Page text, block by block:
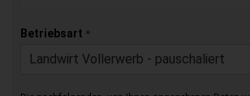
Betriebsart *
Landwirt Vollerwerb - pauschaliert